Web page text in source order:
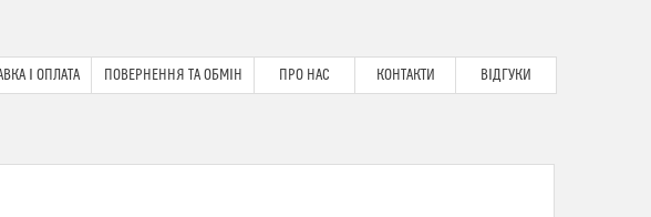
І ОПЛАТА ПОВЕРНЕННЯ ТА ОБМІН ПРО НАС КОНТАКТИ ВІДГУКИ